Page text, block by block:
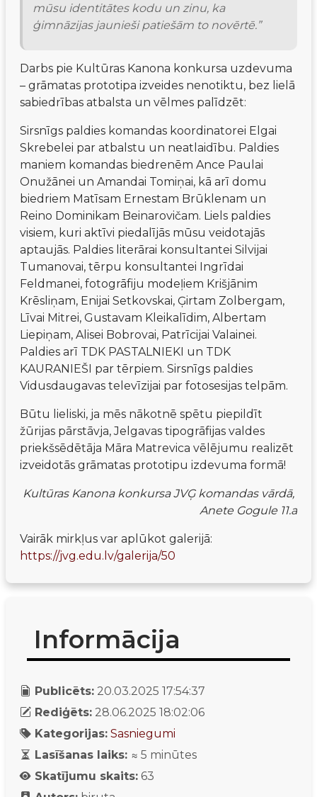
mūsu identitātes kodu un zinu, ka
ģimnāzijas jaunieši patiešām to novērtē.”
Darbs pie Kultūras Kanona konkursa uzdevuma
– grāmatas prototipa izveides nenotiktu, bez lielā
sabiedrības atbalsta un vēlmes palīdzēt:
Sirsnīgs paldies komandas koordinatorei Elgai
Skrebelei par atbalstu un neatlaidību. Paldies
maniem komandas biedrenēm Ance Paulai
Onužānei un Amandai Tomiņai, kā arī domu
biedriem Matīsam Ernestam Brūklenam un
Reino Dominikam Beinarovičam. Liels paldies
visiem, kuri aktīvi piedalījās mūsu veidotajās
aptaujās. Paldies literārai konsultantei Silvijai
Tumanovai, tērpu konsultantei Ingrīdai
Feldmanei, fotogrāfiju modeļiem Krišjānim
Krēsliņam, Enijai Setkovskai, Ģirtam Zolbergam,
Līvai Mitrei, Gustavam Kleikalīdim, Albertam
Liepiņam, Alisei Bobrovai, Patrīcijai Valainei.
Paldies arī TDK PASTALNIEKI un TDK
KAURANIEŠI par tērpiem. Sirsnīgs paldies
Vidusdaugavas televīzijai par fotosesijas telpām.
Būtu lieliski, ja mēs nākotnē spētu piepildīt
žūrijas pārstāvja, Jelgavas tipogrāfijas valdes
priekšsēdētāja Māra Matrevica vēlējumu realizēt
izveidotās grāmatas prototipu izdevuma formā!
Kultūras Kanona konkursa JVĢ komandas vārdā,
Anete Gogule 11.a
https://jvg.edu.lv/galerija/50
Informācija
Publicēts: 20.03.2025 17:54:37
Rediģēts: 28.06.2025 18:02:06
Kategorijas: Sasniegumi
Lasīšanas laiks: ≈ 5 minūtes
Skatījumu skaits: 63